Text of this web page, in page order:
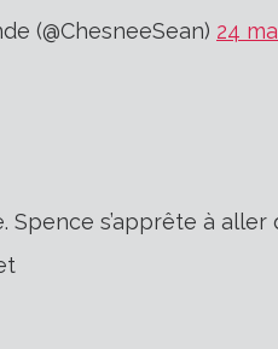
(@ChesneeSean) 24
Spence s’apprête à aller